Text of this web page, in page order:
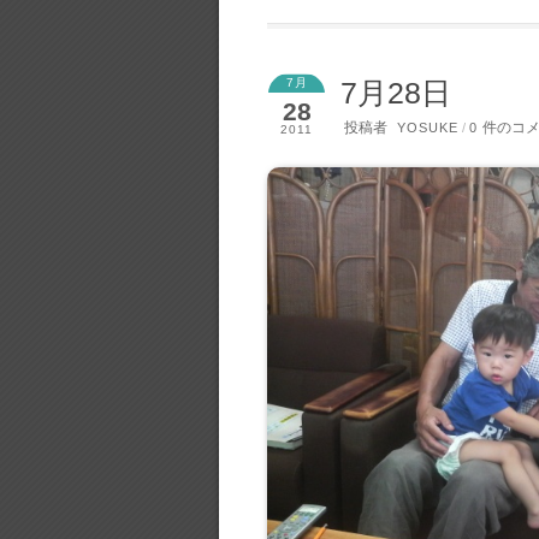
7月
28
2011
7月28日
投稿者 YOSUKE / 0 件のコ